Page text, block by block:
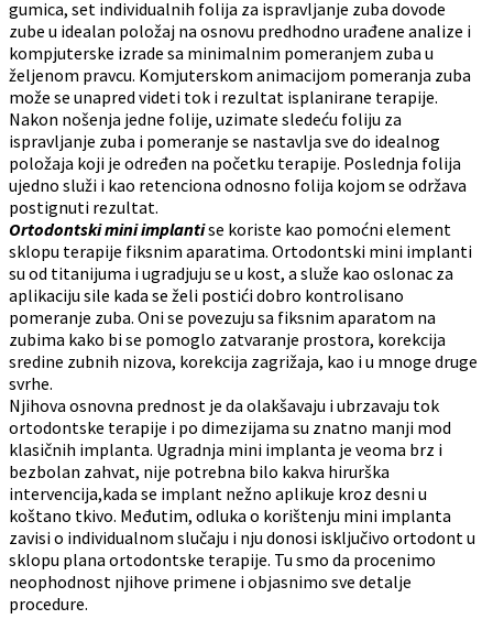
gumica, set individualnih folija za ispravljanje zuba dovode
zube u idealan položaj na osnovu predhodno urađene analize i
kompjuterske izrade sa minimalnim pomeranjem zuba u
željenom pravcu. Komjuterskom animacijom pomeranja zuba
može se unapred videti tok i rezultat isplanirane terapije.
Nakon nošenja jedne folije, uzimate sledeću foliju za
ispravljanje zuba i pomeranje se nastavlja sve do idealnog
položaja koji je određen na početku terapije. Poslednja folija
ujedno služi i kao retenciona odnosno folija kojom se održava
postignuti rezultat.
Ortodontski mini implantise koriste kao pomoćni element
sklopu terapije fiksnim aparatima. Ortodontski mini implanti
su od titanijuma i ugradjuju se u kost, a služe kao oslonac za
aplikaciju sile kada se želi postići dobro kontrolisano
pomeranje zuba. Oni se povezuju sa fiksnim aparatom na
zubima kako bi se pomoglo zatvaranje prostora, korekcija
sredine zubnih nizova, korekcija zagrižaja, kao i u mnoge druge
svrhe.
Njihova osnovna prednost je da olakšavaju i ubrzavaju tok
ortodontske terapije i po dimezijama su znatno manji mod
klasičnih implanta. Ugradnja mini implanta je veoma brz i
bezbolan zahvat, nije potrebna bilo kakva hirurška
intervencija,kada se implant nežno aplikuje kroz desni u
koštano tkivo. Međutim, odluka o korištenju mini implanta
zavisi o individualnom slučaju i nju donosi isključivo ortodont u
sklopu plana ortodontske terapije. Tu smo da procenimo
neophodnost njihove primene i objasnimo sve detalje
procedure.